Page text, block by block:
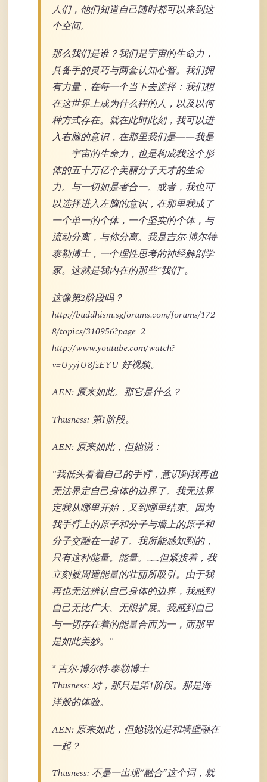
人们，他们知道自己随时都可以来到这
个空间。
那么我们是谁？我们是宇宙的生命力，
具备手的灵巧与两套认知心智。我们拥
有力量，在每一个当下去选择：我们想
在这世界上成为什么样的人，以及以何
种方式存在。就在此时此刻，我可以进
入右脑的意识，在那里我们是——我是
——宇宙的生命力，也是构成我这个形
体的五十万亿个美丽分子天才的生命
力。与一切如是者合一。或者，我也可
以选择进入左脑的意识，在那里我成了
一个单一的个体，一个坚实的个体，与
流动分离，与你分离。我是吉尔·博尔特·
泰勒博士，一个理性思考的神经解剖学
家。这就是我内在的那些“我们”。
这像第2阶段吗？
http://buddhism.sgforums.com/forums/172
8/topics/310956?page=2
http://www.youtube.com/watch?
v=UyyjU8fzEYU 好视频。
AEN: 原来如此。那它是什么？
Thusness: 第1阶段。
AEN: 原来如此，但她说：
"我低头看着自己的手臂，意识到我再也
无法界定自己身体的边界了。我无法界
定我从哪里开始，又到哪里结束。因为
我手臂上的原子和分子与墙上的原子和
分子交融在一起了。我所能感知到的，
只有这种能量。能量。……但紧接着，我
立刻被周遭能量的壮丽所吸引。由于我
再也无法辨认自己身体的边界，我感到
自己无比广大、无限扩展。我感到自己
与一切存在着的能量合而为一，而那里
是如此美妙。"
* 吉尔·博尔特·泰勒博士
Thusness: 对，那只是第1阶段。那是海
洋般的体验。
AEN: 原来如此，但她说的是和墙壁融在
一起？
Thusness: 不是一出现“融合”这个词，就